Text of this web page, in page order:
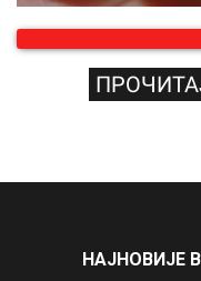
НАЈНОВИЈЕ